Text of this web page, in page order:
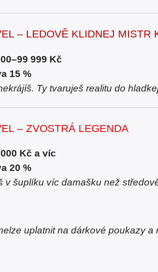
– LEDOVĚ KLIDNEJ MISTR
999 Kč
15 %
Ty tvaruješ realitu do
– ZVOSTRÁ LEGENDA
Kč a víc
20 %
v šuplíku víc damašku než
uplatnit na dárkové poukazy a